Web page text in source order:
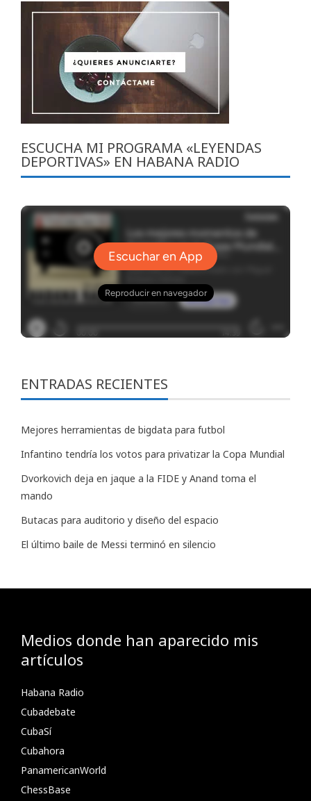
ESCUCHA MI PROGRAMA «LEYENDAS
DEPORTIVAS» EN HABANA RADIO
ENTRADAS RECIENTES
Mejores herramientas de bigdata para futbol
Infantino tendría los votos para privatizar la Copa Mundial
Dvorkovich deja en jaque a la FIDE y Anand toma el
mando
Butacas para auditorio y diseño del espacio
El último baile de Messi terminó en silencio
Medios donde han aparecido mis
artículos
Habana Radio
Cubadebate
CubaSí
Cubahora
PanamericanWorld
ChessBase